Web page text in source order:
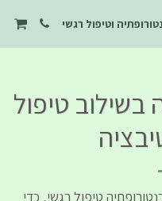
וטיפול רגשי
בשילוב טיפול